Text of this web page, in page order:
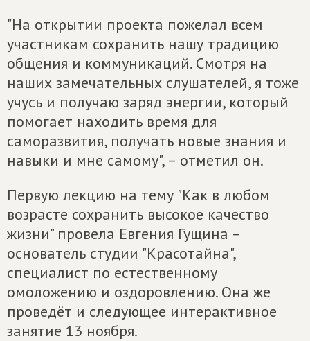
"На открытии проекта пожелал всем
участникам сохранить нашу традицию
общения и коммуникаций. Смотря на
наших замечательных слушателей, я тоже
учусь и получаю заряд энергии, который
помогает находить время для
саморазвития, получать новые знания и
навыки и мне самому", – отметил он.
Первую лекцию на тему "Как в любом
возрасте сохранить высокое качество
жизни" провела Евгения Гущина –
основатель студии "Красотайна",
специалист по естественному
омоложению и оздоровлению. Она же
проведёт и следующее интерактивное
занятие 13 ноября.